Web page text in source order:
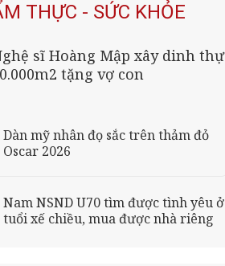
THỰC - SỨC KHỎE
sĩ Hoàng Mập xây dinh thự
tặng vợ con
Dàn mỹ nhân đọ sắc trên thảm đỏ
Oscar 2026
Nam NSND U70 tìm được tình yêu ở
tuổi xế chiều, mua được nhà riêng